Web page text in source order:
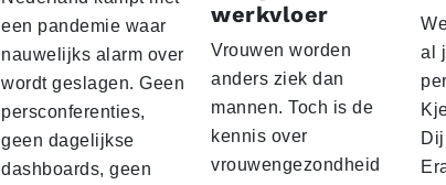
een pandemie waar
nauwelijks alarm over
wordt geslagen. Geen
persconferenties,
geen dagelijkse
dashboards, geen
werkvloer
Vrouwen worden
anders ziek dan
mannen. Toch is de
kennis over
vrouwengezondheid
al